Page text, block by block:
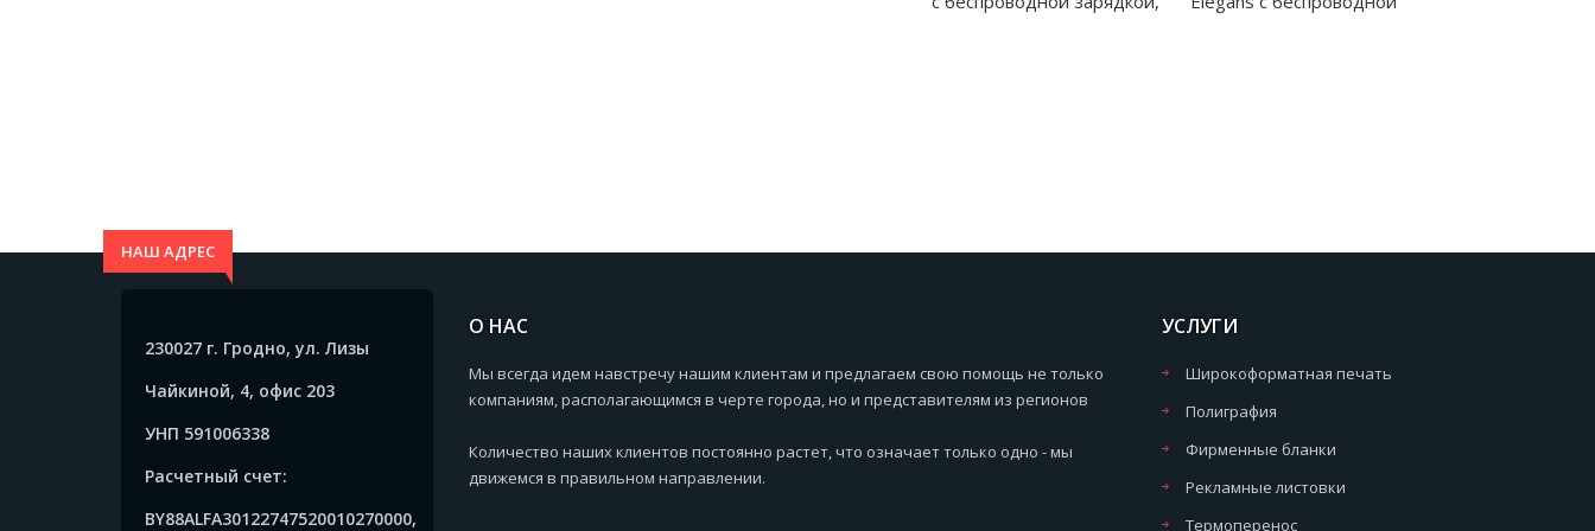
НАШ АДРЕС
230027 г. Гродно, ул. Лизы
Чайкиной, 4, офис 203
УНП 591006338
Расчетный счет:
BY88ALFA30122747520010270000,
О НАС
Мы всегда идем навстречу нашим клиентам и предлагаем свою помощь не только
компаниям, располагающимся в черте города, но и представителям из регионов
Количество наших клиентов постоянно растет, что означает только одно - мы
движемся в правильном направлении.
УСЛУГИ
Широкоформатная печать
Полиграфия
Фирменные бланки
Рекламные листовки
Термоперенос